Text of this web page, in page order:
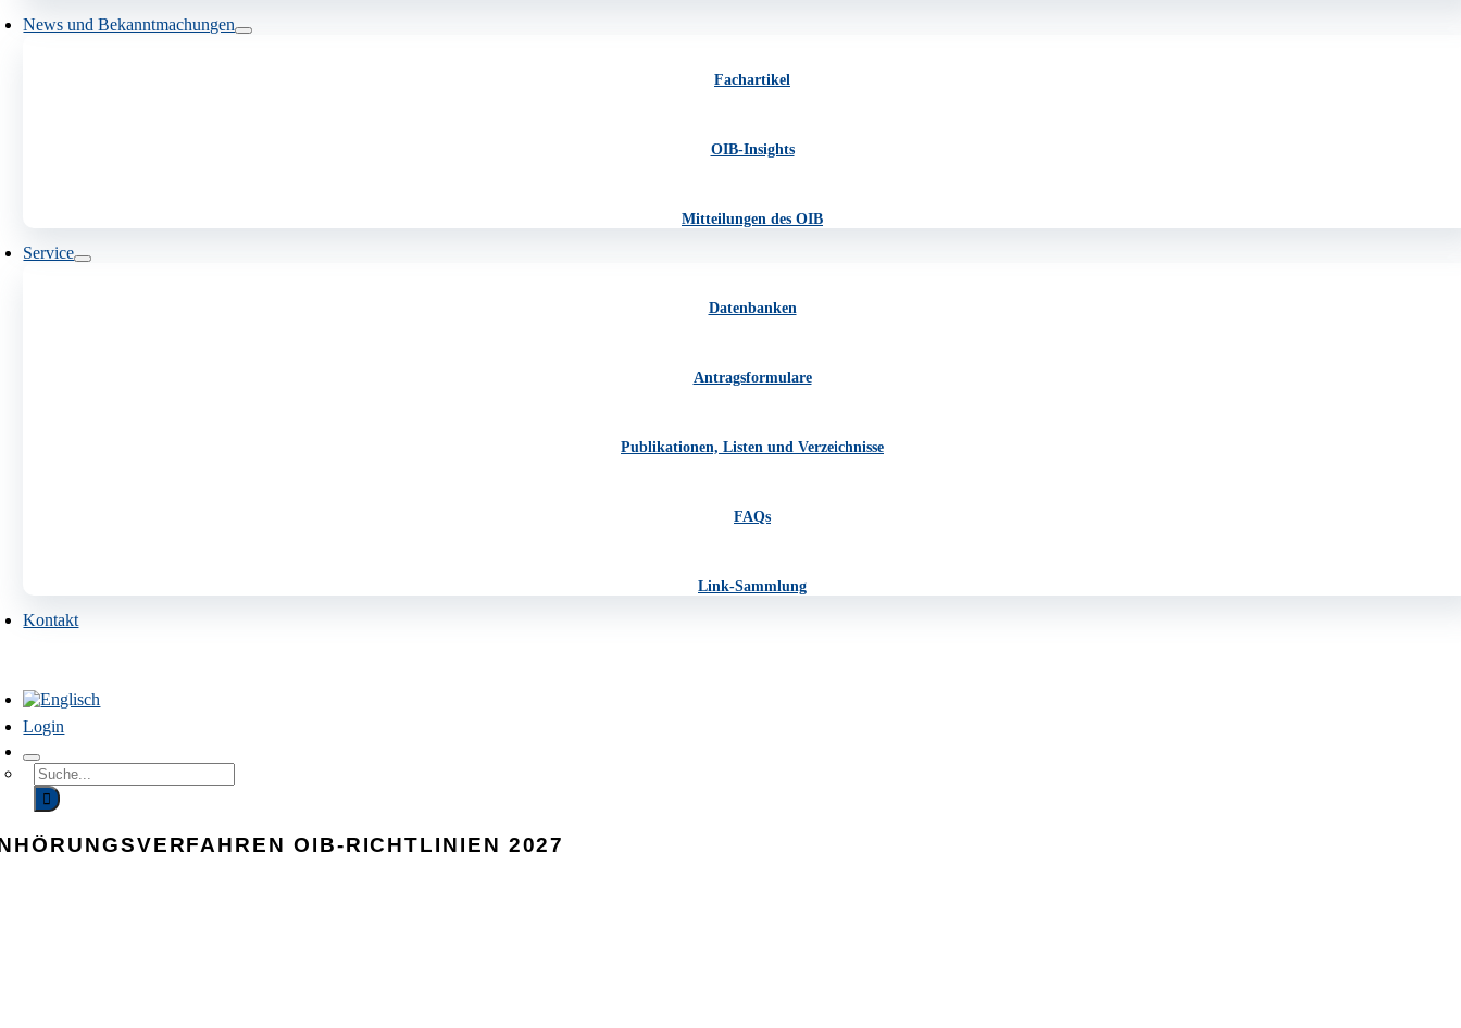
News und Bekanntmachungen
Fachartikel
OIB-Insights
Mitteilungen des OIB
Service
Datenbanken
Antragsformulare
Publikationen, Listen und Verzeichnisse
FAQs
Link-Sammlung
Kontakt
Login
Suchen
Sie
nach:
OIB-RICHTLINIEN 2027